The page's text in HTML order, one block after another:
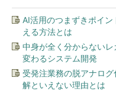
AI活用のつまずきポイ
える方法とは
中身が全く分からない
変わるシステム開発
受発注業務の脱アナロ
解といえない理由とは